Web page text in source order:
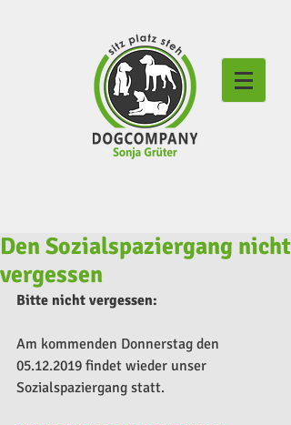
Den Sozialspaziergang nicht
vergessen
Bitte nicht vergessen:
Am kommenden Donnerstag den
05.12.2019 findet wieder unser
Sozialspaziergang statt.